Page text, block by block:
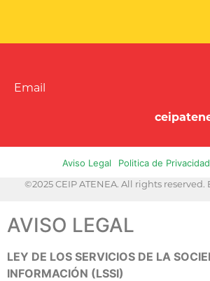
Email
Aviso Legal Politica de Privacidad
©2025 CEIP ATENEA. All rights reserved.
AVISO LEGAL
LEY DE LOS SERVICIOS DE LA
INFORMACIÓN (LSSI)